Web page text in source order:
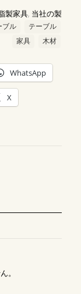
製家具, 当社の製
ブル
テーブル
家具
木材
WhatsApp
X
。